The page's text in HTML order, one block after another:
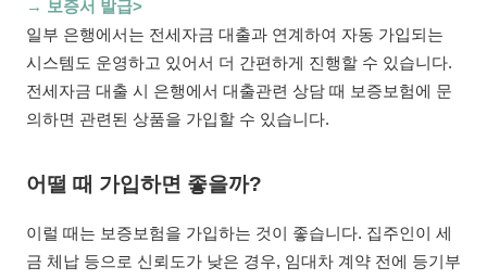
→ 보증서 발급>
일부 은행에서는 전세자금 대출과 연계하여 자동 가입되는
시스템도 운영하고 있어서 더 간편하게 진행할 수 있습니다.
전세자금 대출 시 은행에서 대출관련 상담 때 보증보험에 문
의하면 관련된 상품을 가입할 수 있습니다.
어떨 때 가입하면 좋을까?
이럴 때는 보증보험을 가입하는 것이 좋습니다. 집주인이 세
금 체납 등으로 신뢰도가 낮은 경우, 임대차 계약 전에 등기부